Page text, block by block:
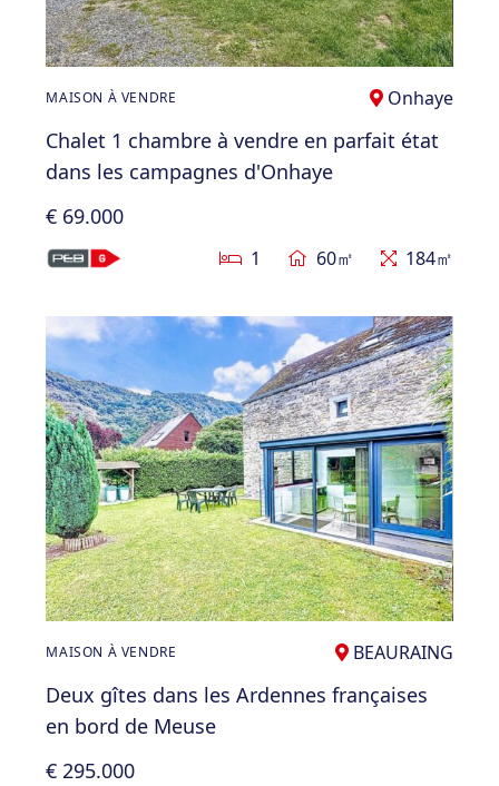
MAISON À VENDRE Onhaye
Chalet 1 chambre à vendre en parfait état
dans les campagnes d'Onhaye
€ 69.000
1 60㎡ 184㎡
MAISON À VENDRE BEAURAING
Deux gîtes dans les Ardennes françaises
en bord de Meuse
€ 295.000